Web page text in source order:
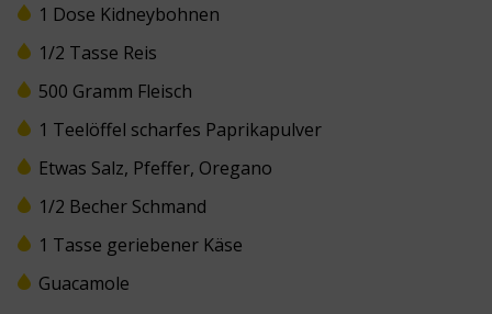
1 Dose Kidneybohnen
1/2 Tasse Reis
500 Gramm Fleisch
1 Teelöffel scharfes Paprikapulver
Etwas Salz, Pfeffer, Oregano
1/2 Becher Schmand
1 Tasse geriebener Käse
Guacamole